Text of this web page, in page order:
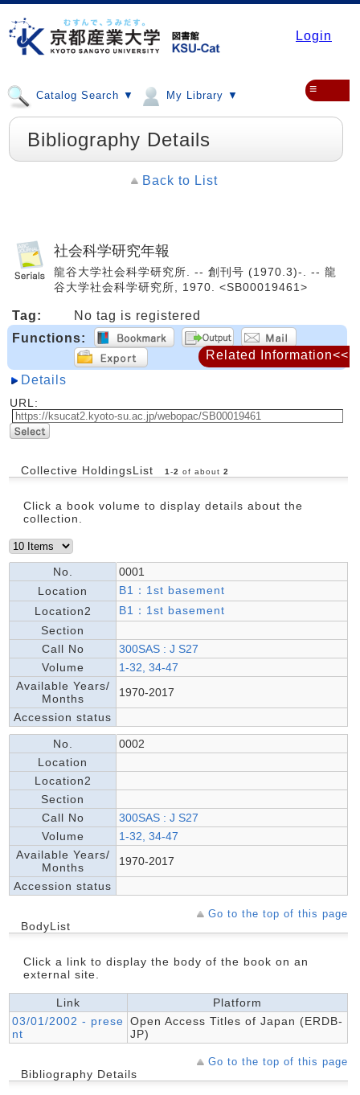
Login
Catalog Search ▼ My Library ▼ ≡
Bibliography Details
Back to List
社会科学研究年報
龍谷大学社会科学研究所. -- 創刊号 (1970.3)-. -- 龍
谷大学社会科学研究所, 1970. <SB00019461>
Tag:
No tag is registered
Functions:
Details
URL:
Collective HoldingsList 1 -2 of about 2
Click a book volume to display details about the
collection.
No.
0001
Location
B1：1st basement
Location2
B1：1st basement
Section
Call No
300SAS : J S27
Volume
1-32, 34-47
Available Years/
Months
1970-2017
Accession status
No.
0002
Location
Location2
Section
Call No
300SAS : J S27
Volume
1-32, 34-47
Available Years/
Months
1970-2017
Accession status
Go to the top of this page
BodyList
Click a link to display the body of the book on an
external site.
Link
Platform
03/01/2002 - prese
nt
Open Access Titles of Japan (ERDB-
JP)
Go to the top of this page
Bibliography Details
Related Information<<